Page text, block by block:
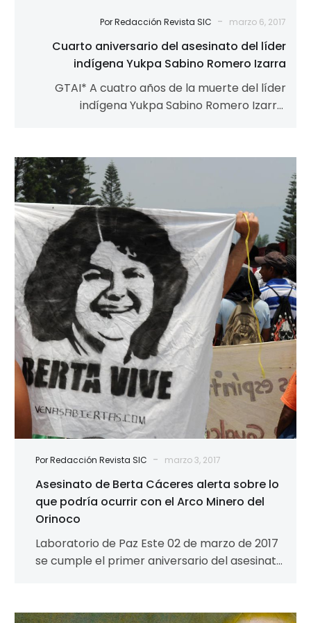
Por Redacción Revista SIC - marzo 6, 2017
Cuarto aniversario del asesinato del líder
indígena Yukpa Sabino Romero Izarra
GTAI* A cuatro años de la muerte del líder
indígena Yukpa Sabino Romero Izarra,
Cáceres
alerta
sobre
lo
que
podría
ocurrir
con
el
Arco
Minero
del
Por Redacción Revista SIC - marzo 3, 2017
Asesinato de Berta Cáceres alerta sobre lo
que podría ocurrir con el Arco Minero del
Orinoco
Laboratorio de Paz Este 02 de marzo de 2017
se cumple el primer aniversario del asesinato